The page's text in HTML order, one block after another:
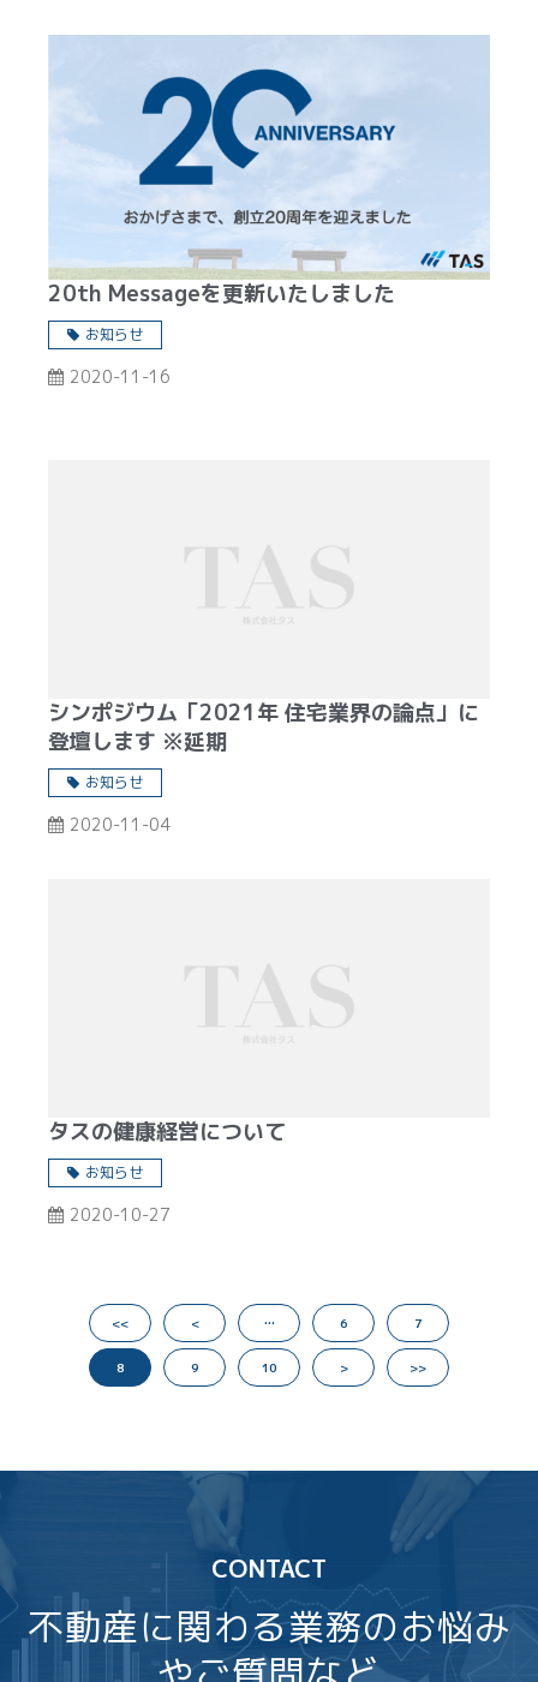
20th Messageを更新いたしました
お知らせ
2020-11-16
シンポジウム「2021年 住宅業界の論点」に
登壇します ※延期
お知らせ
2020-11-04
タスの健康経営について
お知らせ
2020-10-27
<< < … 6 7
8 9 10 > >>
CONTACT
不動産に関わる業務のお悩み